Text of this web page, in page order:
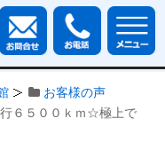
お客様の声
６５００ｋｍ☆極上で